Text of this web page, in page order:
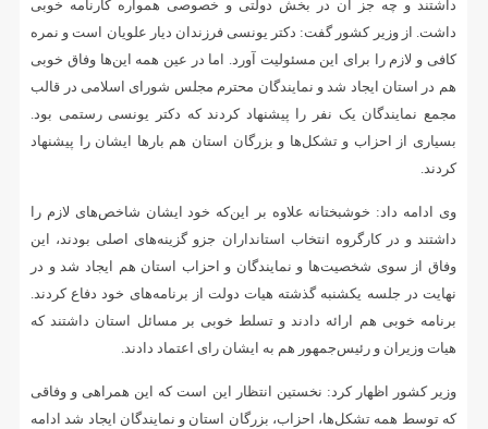
داشتند و چه جز آن در بخش دولتی و خصوصی همواره کارنامه خوبی
داشت. از وزیر کشور گفت: دکتر یونسی فرزندان دیار علویان است و نمره
کافی و لازم را برای این مسئولیت آورد. اما در عین همه این‌ها وفاق خوبی
هم در استان ایجاد شد و نمایندگان محترم مجلس شورای اسلامی در قالب
مجمع نمایندگان یک نفر را پیشنهاد کردند که دکتر یونسی رستمی بود.
بسیاری از احزاب و تشکل‌ها و بزرگان استان هم بارها ایشان را پیشنهاد
کردند.
وی ادامه داد: خوشبختانه علاوه بر این‌که خود ایشان شاخص‌های لازم را
داشتند و در کارگروه انتخاب استانداران جزو گزینه‌های اصلی بودند، این
وفاق از سوی شخصیت‌ها و نمایندگان و احزاب استان هم ایجاد شد و در
نهایت در جلسه یکشنبه گذشته هیات دولت از برنامه‌های خود دفاع کردند.
برنامه خوبی هم ارائه دادند و تسلط خوبی بر مسائل استان داشتند که
هیات وزیران و رئیس‌جمهور هم به ایشان رای اعتماد دادند.
وزیر کشور اظهار کرد: نخستین انتظار این است که این همراهی و وفاقی
که توسط همه تشکل‌ها، احزاب، بزرگان استان و نمایندگان ایجاد شد ادامه